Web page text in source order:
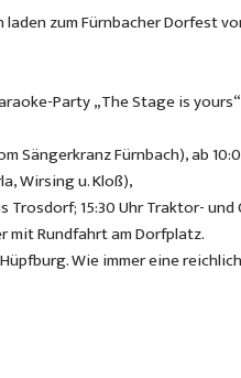
zum Fürnbacher Dorfest
Party „The Stage is
Sängerkranz Fürnbach), ab
Wirsing u. Kloß),
Trosdorf; 15:30 Uhr Traktor-
mit Rundfahrt am Dorfplatz.
Wie immer eine